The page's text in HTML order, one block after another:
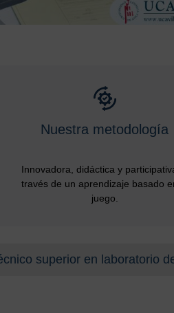
Nuestra metodología
Innovadora, didáctica y
través de un aprendizaje basado
juego.
superior en laboratorio